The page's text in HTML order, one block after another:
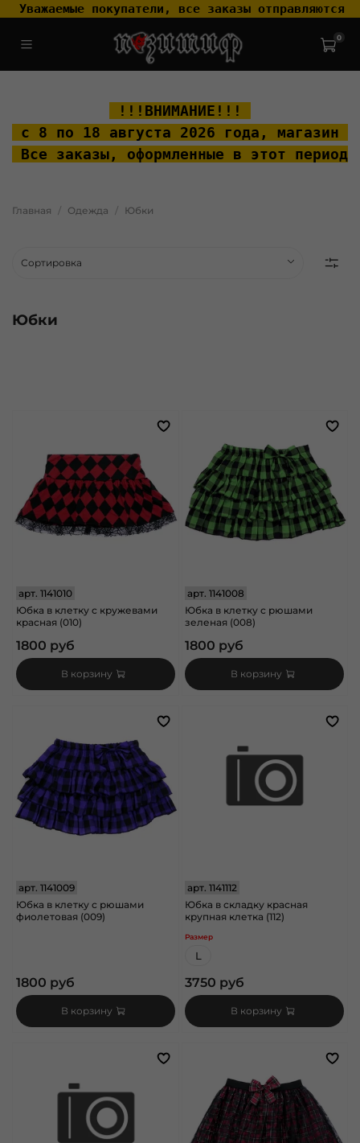
Уважаемые покупатели, все заказы отправляются
0
!!!ВНИМАНИЕ!!!
с 8 по 18 августа 2026 года, магазин
Все заказы, оформленные в этот
Главная Одежда Юбки
Юбки
арт. 1141010
Юбка в клетку с кружевами
красная (010)
1800 руб
В корзину
арт.1141008
Юбка в клетку с рюшами
зеленая (008)
1800 руб
В корзину
арт. 1141009
Юбка в клетку с рюшами
фиолетовая (009)
1800 руб
В корзину
арт.1141112
Юбка в складку красная
крупная клетка (112)
Размер
L
3750 руб
В корзину